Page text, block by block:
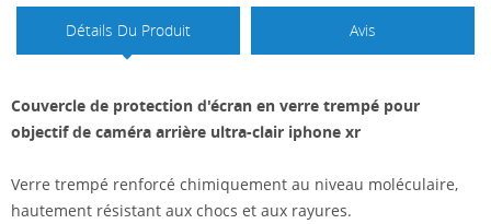
Détails Du Produit Avis
Couvercle de protection d'écran en verre trempé pour
objectif de caméra arrière ultra-clair iphone xr
Verre trempé renforcé chimiquement au niveau moléculaire,
hautement résistant aux chocs et aux rayures.